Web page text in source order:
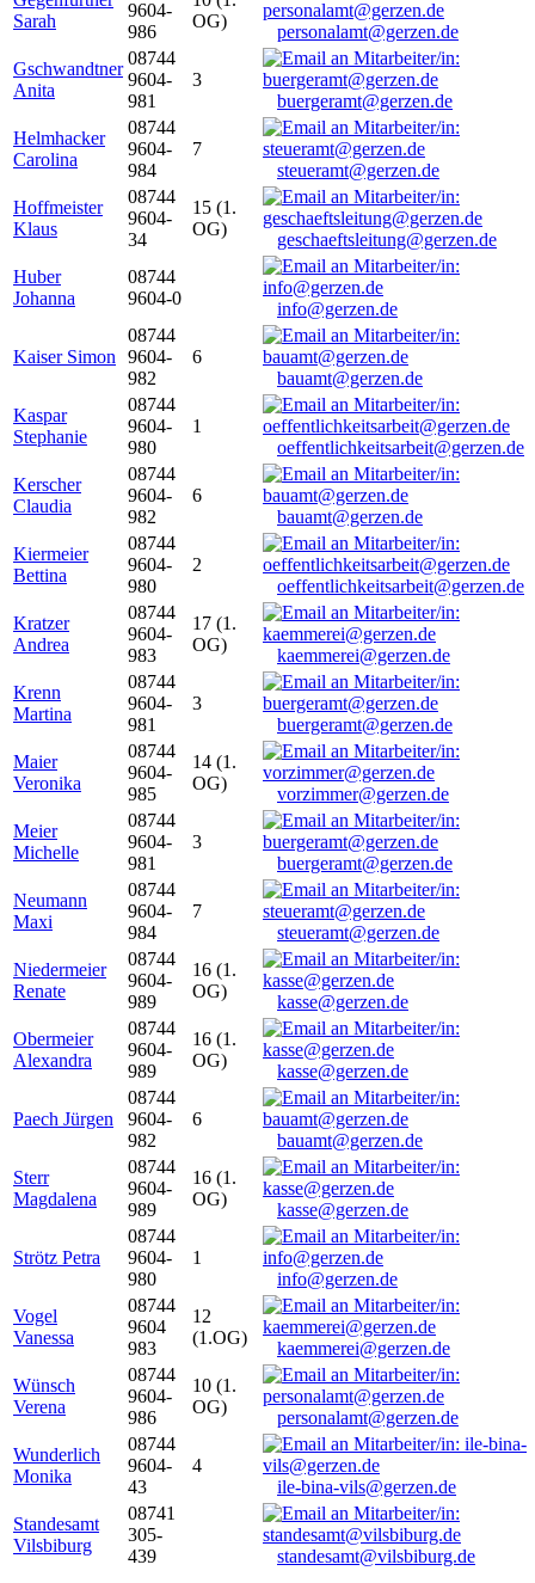
Sarah
9604-
986
OG)
personalamt@gerzen.de
Gschwandtner
Anita
08744
9604-
981
3
buergeramt@gerzen.de
Helmhacker
Carolina
08744
9604-
984
7
steueramt@gerzen.de
Hoffmeister
Klaus
08744
9604-
34
15 (1.
OG)
geschaeftsleitung@gerzen.de
Huber
Johanna
08744
9604-0
info@gerzen.de
Kaiser Simon
08744
9604-
982
6
bauamt@gerzen.de
Kaspar
Stephanie
08744
9604-
980
1
oeffentlichkeitsarbeit@gerzen.de
Kerscher
Claudia
08744
9604-
982
6
bauamt@gerzen.de
Kiermeier
Bettina
08744
9604-
980
2
oeffentlichkeitsarbeit@gerzen.de
Kratzer
Andrea
08744
9604-
983
17 (1.
OG)
kaemmerei@gerzen.de
Krenn
Martina
08744
9604-
981
3
buergeramt@gerzen.de
Maier
Veronika
08744
9604-
985
14 (1.
OG)
vorzimmer@gerzen.de
Meier
Michelle
08744
9604-
981
3
buergeramt@gerzen.de
Neumann
Maxi
08744
9604-
984
7
steueramt@gerzen.de
Niedermeier
Renate
08744
9604-
989
16 (1.
OG)
kasse@gerzen.de
Obermeier
Alexandra
08744
9604-
989
16 (1.
OG)
kasse@gerzen.de
Paech Jürgen
08744
9604-
982
6
bauamt@gerzen.de
Sterr
Magdalena
08744
9604-
989
16 (1.
OG)
kasse@gerzen.de
Strötz Petra
08744
9604-
980
1
info@gerzen.de
Vogel
Vanessa
08744
9604
983
12
(1.OG)
kaemmerei@gerzen.de
Wünsch
Verena
08744
9604-
986
10 (1.
OG)
personalamt@gerzen.de
Wunderlich
Monika
08744
9604-
43
4
ile-bina-vils@gerzen.de
Standesamt
Vilsbiburg
08741
305-
439
standesamt@vilsbiburg.de